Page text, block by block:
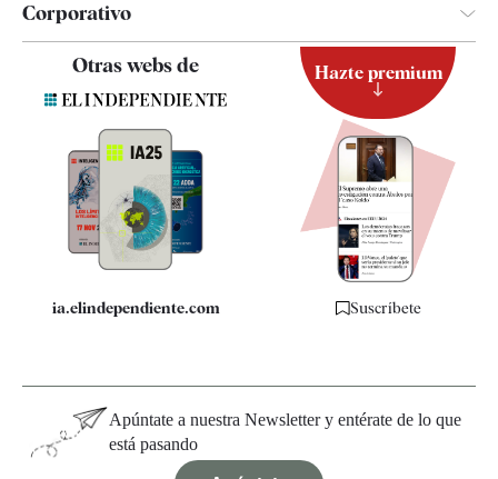
Corporativo
Contacto
Quiénes somos
Especificaciones
Otras webs de
ia.elindependiente.com
Hazte premium
Suscríbete
Apúntate a nuestra Newsletter y entérate de lo que
está pasando